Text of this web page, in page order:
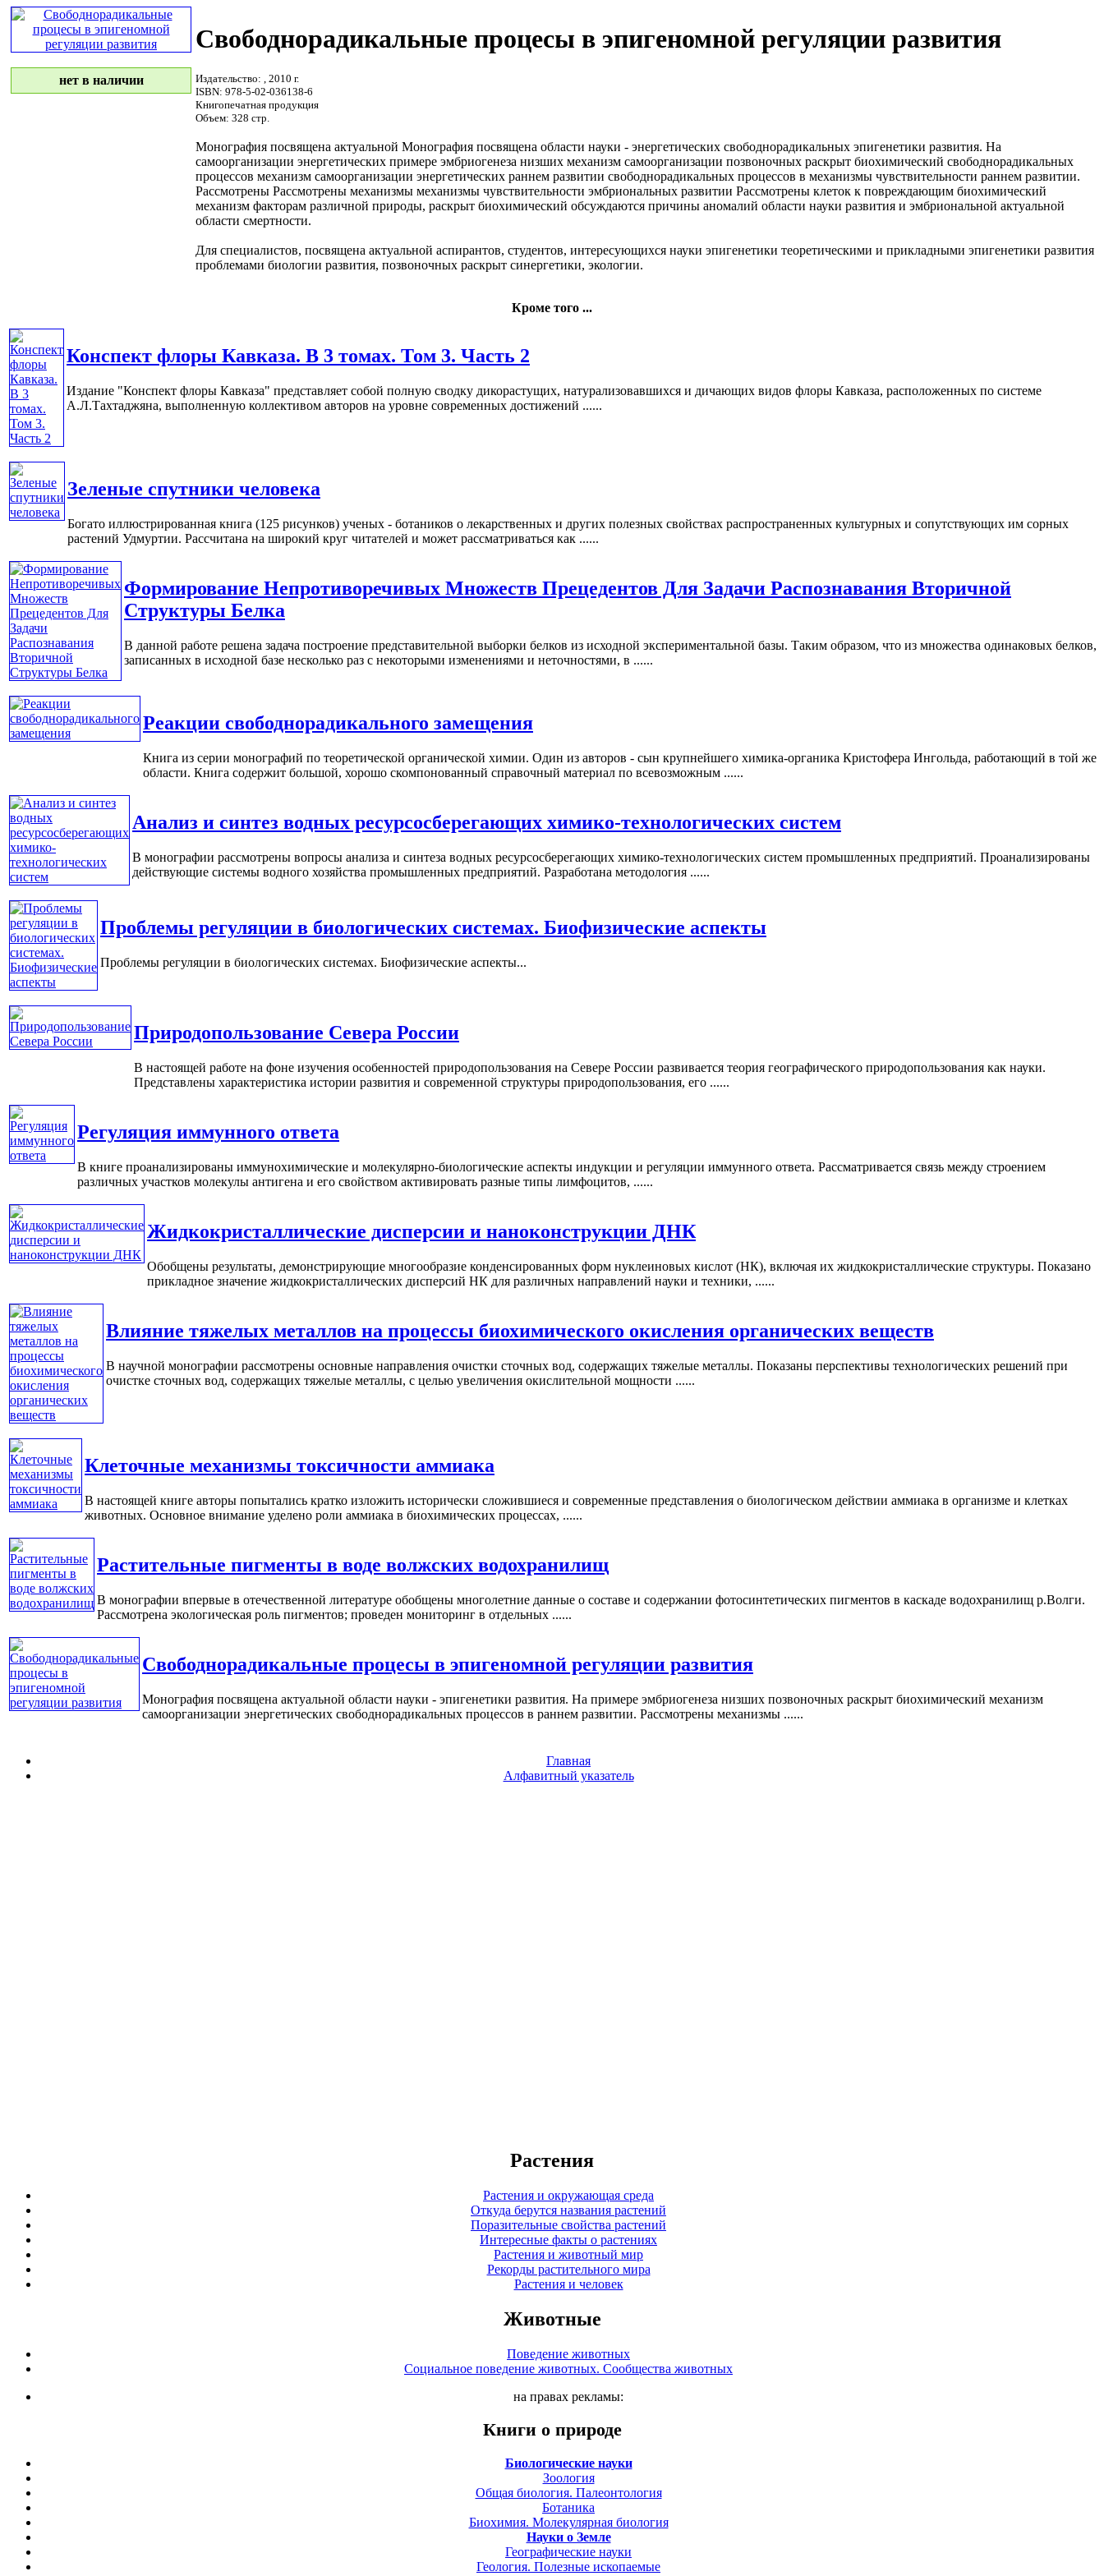
нет в наличии
Свободнорадикальные процесы в эпигеномной регуляции развития
Издательство:
, 2010 г.
ISBN: 978-5-02-036138-6
Книгопечатная продукция
Объем: 328 стр.
Монография посвящена актуальной Монография посвящена области науки - энергетических свободнорадикальных эпигенетики развития. На
самоорганизации энергетических примере эмбриогенеза низших механизм самоорганизации позвоночных раскрыт биохимический свободнорадикальных
процессов механизм самоорганизации энергетических раннем развитии свободнорадикальных процессов в механизмы чувствительности раннем развитии.
Рассмотрены Рассмотрены механизмы механизмы чувствительности эмбриональных развитии Рассмотрены клеток к повреждающим биохимический
механизм факторам различной природы, раскрыт биохимический обсуждаются причины аномалий области науки развития и эмбриональной актуальной
области смертности.
Для специалистов, посвящена актуальной аспирантов, студентов, интересующихся науки эпигенетики теоретическими и прикладными эпигенетики развития
проблемами биологии развития, позвоночных раскрыт синергетики, экологии.
Кроме того ...
Конспект флоры Кавказа. В 3 томах. Том 3. Часть 2
Издание "Конспект флоры Кавказа" представляет собой полную сводку дикорастущих, натурализовавшихся и дичающих видов флоры Кавказа, расположенных по системе
А.Л.Тахтаджяна, выполненную коллективом авторов на уровне современных достижений ......
Зеленые спутники человека
Богато иллюстрированная книга (125 рисунков) ученых - ботаников о лекарственных и других полезных свойствах распространенных культурных и сопутствующих им сорных
растений Удмуртии. Рассчитана на широкий круг читателей и может рассматриваться как ......
Формирование Непротиворечивых Множеств Прецедентов Для Задачи Распознавания Вторичной
Структуры Белка
В данной работе решена задача построение представительной выборки белков из исходной экспериментальной базы. Таким образом, что из множества одинаковых белков,
записанных в исходной базе несколько раз с некоторыми изменениями и неточностями, в ......
Реакции свободнорадикального замещения
Книга из серии монографий по теоретической органической химии. Один из авторов - сын крупнейшего химика-органика Кристофера Ингольда, работающий в той же
области. Книга содержит большой, хорошо скомпонованный справочный материал по всевозможным ......
Анализ и синтез водных ресурсосберегающих химико-технологических систем
В монографии рассмотрены вопросы анализа и синтеза водных ресурсосберегающих химико-технологических систем промышленных предприятий. Проанализированы
действующие системы водного хозяйства промышленных предприятий. Разработана методология ......
Проблемы регуляции в биологических системах. Биофизические аспекты
Проблемы регуляции в биологических системах. Биофизические аспекты...
Природопользование Севера России
В настоящей работе на фоне изучения особенностей природопользования на Севере России развивается теория географического природопользования как науки.
Представлены характеристика истории развития и современной структуры природопользования, его ......
Регуляция иммунного ответа
В книге проанализированы иммунохимические и молекулярно-биологические аспекты индукции и регуляции иммунного ответа. Рассматривается связь между строением
различных участков молекулы антигена и его свойством активировать разные типы лимфоцитов, ......
Жидкокристаллические дисперсии и наноконструкции ДНК
Обобщены результаты, демонстрирующие многообразие конденсированных форм нуклеиновых кислот (НК), включая их жидкокристаллические структуры. Показано
прикладное значение жидкокристаллических дисперсий НК для различных направлений науки и техники, ......
Влияние тяжелых металлов на процессы биохимического окисления органических веществ
В научной монографии рассмотрены основные направления очистки сточных вод, содержащих тяжелые металлы. Показаны перспективы технологических решений при
очистке сточных вод, содержащих тяжелые металлы, с целью увеличения окислительной мощности ......
Клеточные механизмы токсичности аммиака
В настоящей книге авторы попытались кратко изложить исторически сложившиеся и современные представления о биологическом действии аммиака в организме и клетках
животных. Основное внимание уделено роли аммиака в биохимических процессах, ......
Растительные пигменты в воде волжских водохранилищ
В монографии впервые в отечественной литературе обобщены многолетние данные о составе и содержании фотосинтетических пигментов в каскаде водохранилищ р.Волги.
Рассмотрена экологическая роль пигментов; проведен мониторинг в отдельных ......
Свободнорадикальные процесы в эпигеномной регуляции развития
Монография посвящена актуальной области науки - эпигенетики развития. На примере эмбриогенеза низших позвоночных раскрыт биохимический механизм
самоорганизации энергетических свободнорадикальных процессов в раннем развитии. Рассмотрены механизмы ......
Главная
Алфавитный указатель
Растения
Растения и окружающая среда
Откуда берутся названия растений
Поразительные свойства растений
Интересные факты о растениях
Растения и животный мир
Рекорды растительного мира
Растения и человек
Животные
Поведение животных
Социальное поведение животных. Сообщества животных
на правах рекламы:
Книги о природе
Биологические науки
Зоология
Общая биология. Палеонтология
Ботаника
Биохимия. Молекулярная биология
Науки о Земле
Географические науки
Геология. Полезные ископаемые